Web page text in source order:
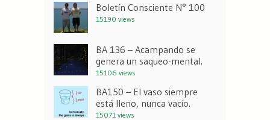
Boletín Consciente N° 100
15190 views
BA 136 – Acampando se
genera un saqueo-mental.
15106 views
BA150 – El vaso siempre
está lleno, nunca vacío.
15071 views